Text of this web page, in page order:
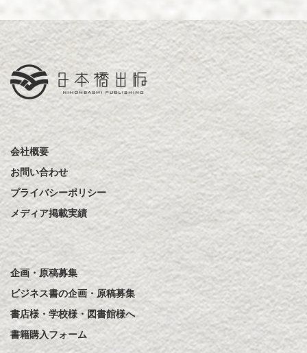
会社概要
お問い合わせ
プライバシーポリシー
メディア掲載実績
企画・原稿募集
ビジネス書の企画・原稿募集
書店様・学校様・図書館様へ
書籍購入フォーム